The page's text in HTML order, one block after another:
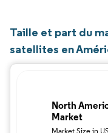
Taille et part du
satellites en